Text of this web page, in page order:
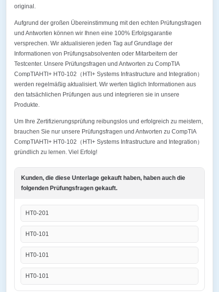
original.
Aufgrund der großen Übereinstimmung mit den echten Prüfungsfragen
und Antworten können wir Ihnen eine 100% Erfolgsgarantie
versprechen. Wir aktualisieren jeden Tag auf Grundlage der
Informationen von Prüfungsabsolventen oder Mitarbeitern der
Testcenter. Unsere Prüfungsfragen und Antworten zu CompTIA
CompTIAHTI+ HT0-102（HTI+ Systems Infrastructure and Integration）
werden regelmäßig aktualisiert. Wir werten täglich Informationen aus
den tatsächlichen Prüfungen aus und integrieren sie in unsere
Produkte.
Um Ihre Zertifizierungsprüfung reibungslos und erfolgreich zu meistern,
brauchen Sie nur unsere Prüfungsfragen und Antworten zu CompTIA
CompTIAHTI+ HT0-102（HTI+ Systems Infrastructure and Integration）
gründlich zu lernen. Viel Erfolg!
Kunden, die diese Unterlage gekauft haben, haben auch die
folgenden Prüfungsfragen gekauft.
HT0-201
HT0-101
HT0-101
HT0-101